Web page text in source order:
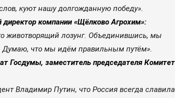
куют нашу долгожданную победу».
компании «Щёлково Агрохим»:
животворящий лозунг. Объединившись, мы
Думаю, что мы идём правильным путём».
Госдумы, заместитель председателя
Владимир Путин, что Россия всегда